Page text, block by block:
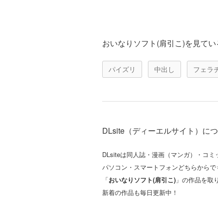
おいなりソフト(肩引こ)を見て
パイズリ 中出し フェラ
DLsite（ディーエルサイト）に
DLsiteは同人誌・漫画（マンガ）・コ
パソコン・スマートフォンどちらから
「おいなりソフト(肩引こ) 」の作品を取
新着の作品も毎日更新中！